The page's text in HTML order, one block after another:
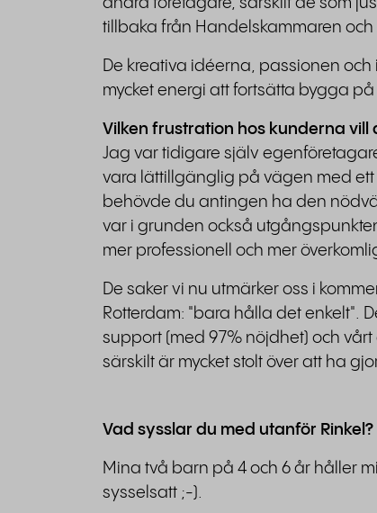
tillbaka från Handelskammaren
De kreativa idéerna, passionen
mycket energi att fortsätta bygga på
Vilken frustration hos kunderna vill
Jag var tidigare själv
vara lättillgänglig på vägen med
behövde du antingen ha den
var i grunden också
mer professionell och mer
De saker vi nu utmärker oss i
Rotterdam: "bara hålla det enkelt".
support (med 97% nöjdhet) och
särskilt är mycket stolt över att ha
Vad sysslar du med utanför Rinkel?
Mina två barn på 4 och 6 år håller
sysselsatt ;-).